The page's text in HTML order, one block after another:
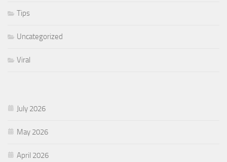
Tips
Uncategorized
Viral
July 2026
May 2026
April 2026